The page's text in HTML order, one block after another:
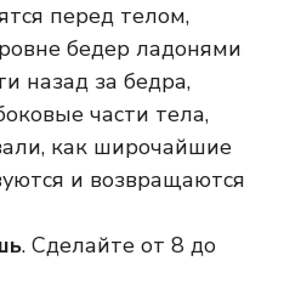
перед телом,
бедер ладонями
назад за бедра,
части тела,
как широчайшие
и возвращаются
. Сделайте от 8 до